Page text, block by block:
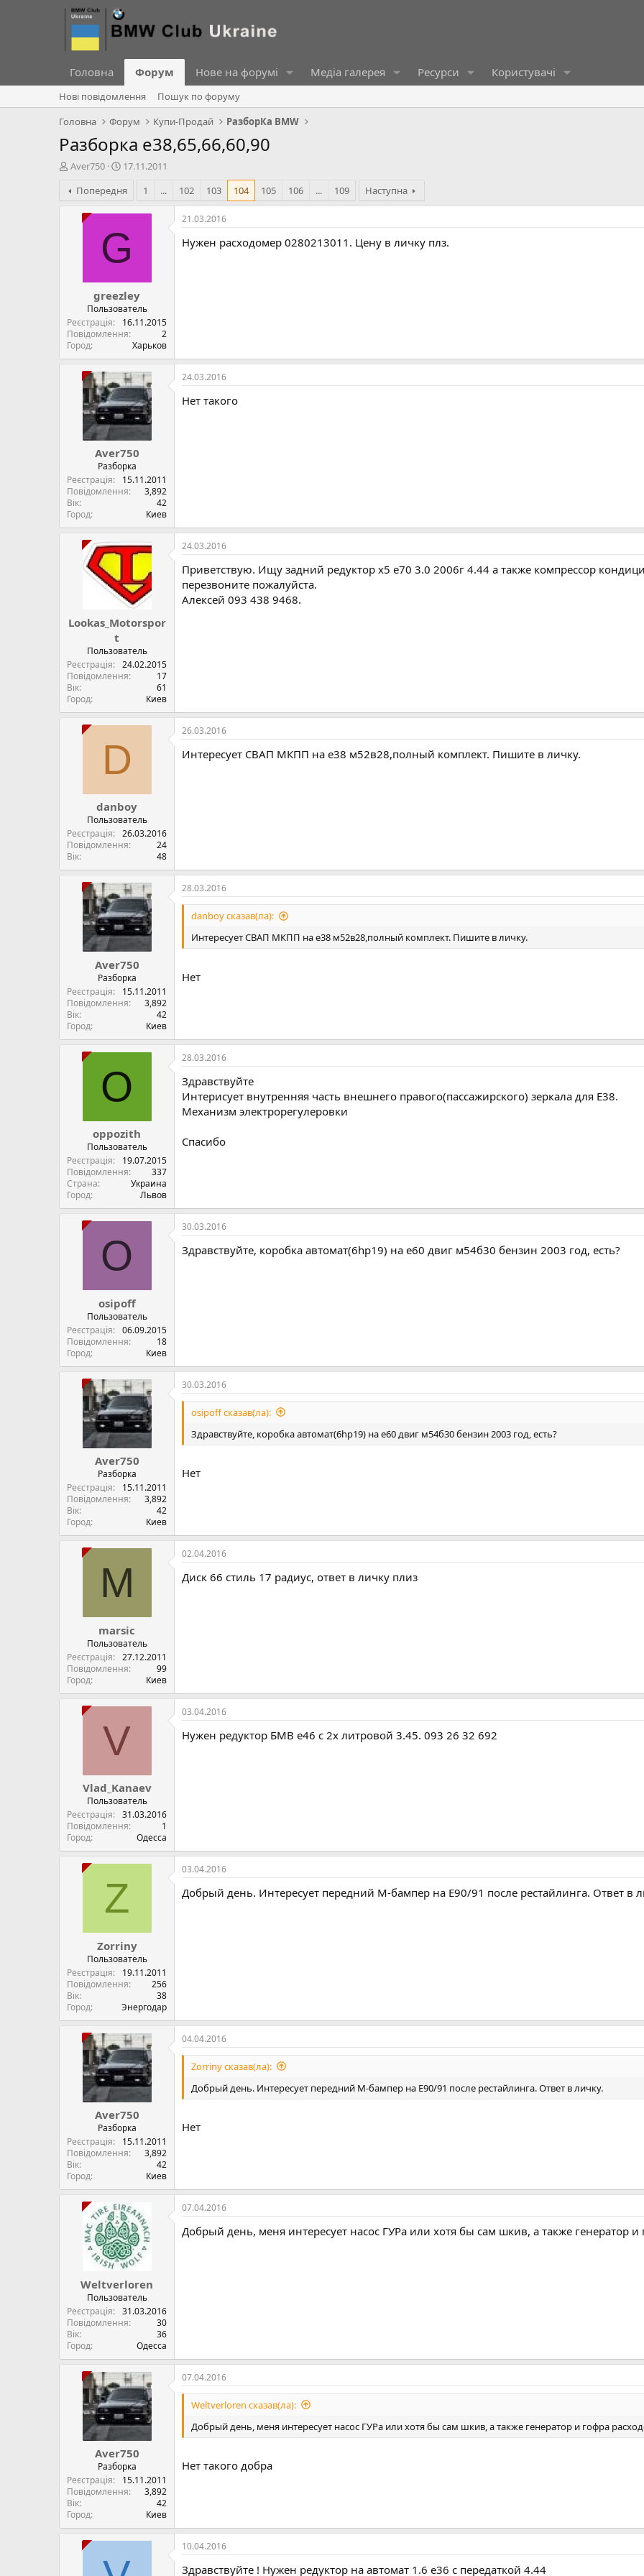
Головна Форум Нове на форумі Медіа галерея Ресурси Користувачі
Нові повідомлення
Пошук по форуму
Головна
Форум Купи-Продай РазборКа BMW
Разборка е38,65,66,60,90
А
т
о
Aver750
Д
т
а
с
в
о
е
н
н
я
17.11.2011
Попередня
1 ... 102 103 104 105 106 ... 109 Наступна
G
greezley
Пользователь
Реєстрація
16.11.2015
Повідомлення
2
Город
Харьков
21.03.2016
Нужен расходомер 0280213011. Цену в личку плз.
Aver750
Разборка
Реєстрація
15.11.2011
Повідомлення
3,892
Вік
42
Город
Киев
24.03.2016
Нет такого
Lookas_Motorspor
t
Пользователь
Реєстрація
24.02.2015
Повідомлення
17
Вік
61
Город
Киев
24.03.2016
Приветствую. Ищу задний редуктор х5 е70 3.0 2006г 4.44 а также компрессор
перезвоните пожалуйста.
Алексей 093 438 9468.
D
danboy
Пользователь
Реєстрація
26.03.2016
Повідомлення
24
Вік
48
26.03.2016
Интересует СВАП МКПП на е38 м52в28,полный комплект. Пишите в личку.
Aver750
Разборка
Реєстрація
15.11.2011
Повідомлення
3,892
Вік
42
Город
Киев
28.03.2016
danboy сказав(ла):
Интересует СВАП МКПП на е38 м52в28,полный комплект. Пишите в личку.
Нет
O
oppozith
Пользователь
Реєстрація
19.07.2015
Повідомлення
337
Страна
Украина
Город
Львов
28.03.2016
Здравствуйте
Интерисует внутренняя часть внешнего правого(пассажирского) зеркала для Е38.
Механизм электрорегулеровки
Спасибо
O
osipoff
Пользователь
Реєстрація
06.09.2015
Повідомлення
18
Город
Киев
30.03.2016
Здравствуйте, коробка автомат(6hp19) на е60 двиг м54б30 бензин 2003 год, есть?
Aver750
Разборка
Реєстрація
15.11.2011
Повідомлення
3,892
Вік
42
Город
Киев
30.03.2016
osipoff сказав(ла):
Здравствуйте, коробка автомат(6hp19) на е60 двиг м54б30 бензин 2003 год, есть?
Нет
M
marsic
Пользователь
Реєстрація
27.12.2011
Повідомлення
99
Город
Киев
02.04.2016
Диск 66 стиль 17 радиус, ответ в личку плиз
V
Vlad_Kanaev
Пользователь
Реєстрація
31.03.2016
Повідомлення
1
Город
Одесса
03.04.2016
Нужен редуктор БМВ е46 с 2х литровой 3.45. 093 26 32 692
Z
Zorriny
Пользователь
Реєстрація
19.11.2011
Повідомлення
256
Вік
38
Город
Энергодар
03.04.2016
Добрый день. Интересует передний М-бампер на Е90/91 после рестайлинга. Ответ в
Aver750
Разборка
Реєстрація
15.11.2011
Повідомлення
3,892
Вік
42
Город
Киев
04.04.2016
Zorriny сказав(ла):
Добрый день. Интересует передний М-бампер на Е90/91 после рестайлинга. Ответ в личку.
Нет
Weltverloren
Пользователь
Реєстрація
31.03.2016
Повідомлення
30
Вік
36
Город
Одесса
07.04.2016
Добрый день, меня интересует насос ГУРа или хотя бы сам шкив, а также генератор
Aver750
Разборка
Реєстрація
15.11.2011
Повідомлення
3,892
Вік
42
Город
Киев
07.04.2016
Weltverloren сказав(ла):
Добрый день, меня интересует насос ГУРа или хотя бы сам шкив, а также генератор и гофра
Нет такого добра
10.04.2016
Здравствуйте ! Нужен редуктор на автомат 1.6 е36 с передаткой 4.44